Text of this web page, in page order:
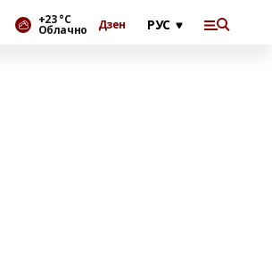
+23 °С
Облачно Дзен